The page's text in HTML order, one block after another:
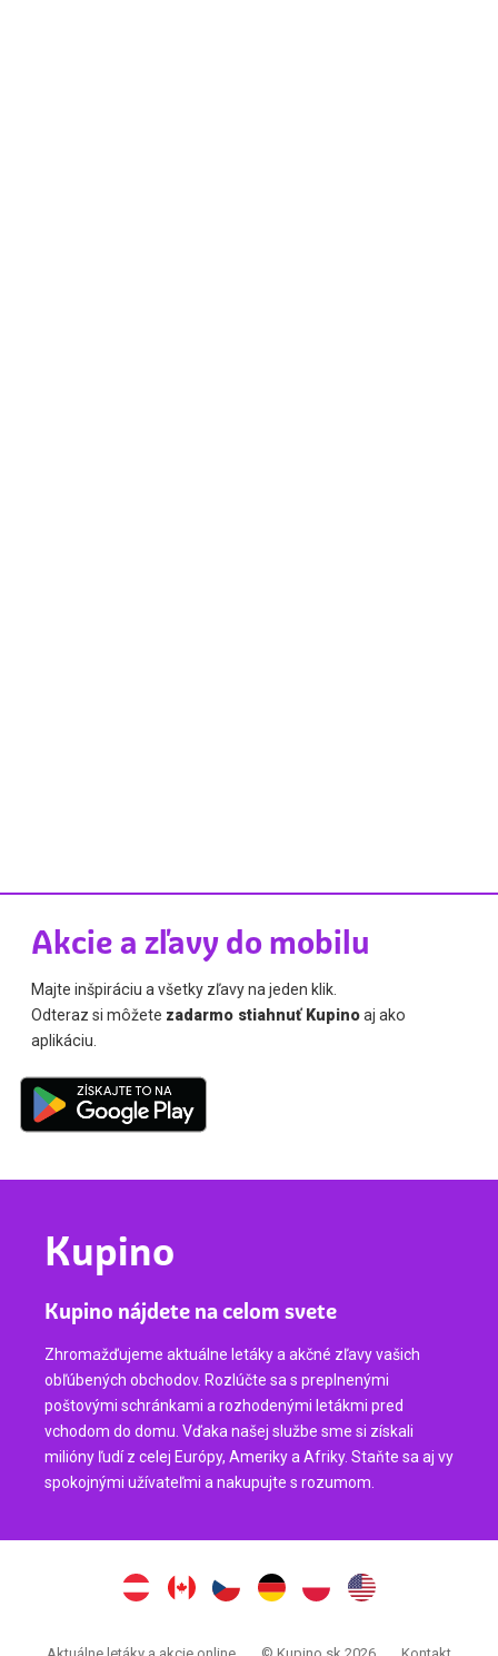
Akcie a zľavy do mobilu
Majte inšpiráciu a všetky zľavy na jeden klik.
Odteraz si môžete zadarmo stiahnuť Kupinoaj ako
aplikáciu.
Kupino
Kupino nájdete na celom svete
Zhromažďujeme aktuálne letáky a akčné zľavy vašich
obľúbených obchodov. Rozlúčte sa s preplnenými
poštovými schránkami a rozhodenými letákmi pred
vchodom do domu. Vďaka našej službe sme si získali
milióny ľudí z celej Európy, Ameriky a Afriky. Staňte sa aj vy
spokojnými užívateľmi a nakupujte s rozumom.